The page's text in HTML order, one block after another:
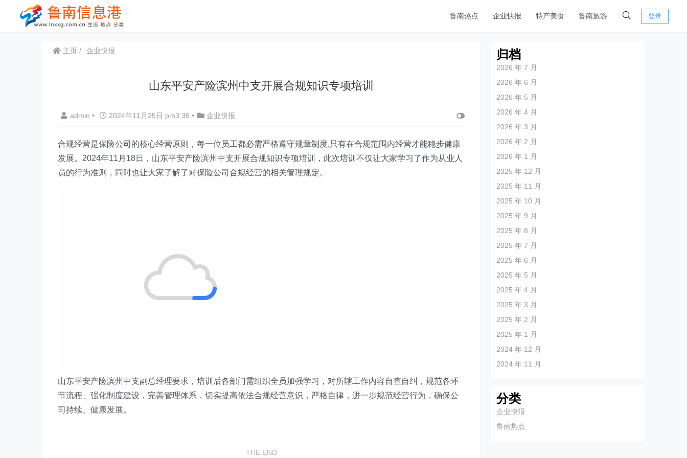
鲁南热点 企业快报 特产美食 鲁南旅游 登录
主页 企业快报
山东平安产险滨州中支开展合规知识专项培训
admin • 2024年11月25日 pm3:36 • 企业快报
合规经营是保险公司的核心经营原则，每一位员工都必需严格遵守规章制度,只有在合规范围内经营才能稳步健康
发展。2024年11月18日，山东平安产险滨州中支开展合规知识专项培训，此次培训不仅让大家学习了作为从业人
员的行为准则，同时也让大家了解了对保险公司合规经营的相关管理规定。
山东平安产险滨州中支副总经理要求，培训后各部门需组织全员加强学习，对所辖工作内容自查自纠，规范各环
节流程、强化制度建设，完善管理体系，切实提高依法合规经营意识，严格自律，进一步规范经营行为，确保公
司持续、健康发展。
THE END
归档
2026 年 7 月
2026 年 6 月
2026 年 5 月
2026 年 4 月
2026 年 3 月
2026 年 2 月
2026 年 1 月
2025 年 12 月
2025 年 11 月
2025 年 10 月
2025 年 9 月
2025 年 8 月
2025 年 7 月
2025 年 6 月
2025 年 5 月
2025 年 4 月
2025 年 3 月
2025 年 2 月
2025 年 1 月
2024 年 12 月
2024 年 11 月
分类
企业快报
鲁南热点